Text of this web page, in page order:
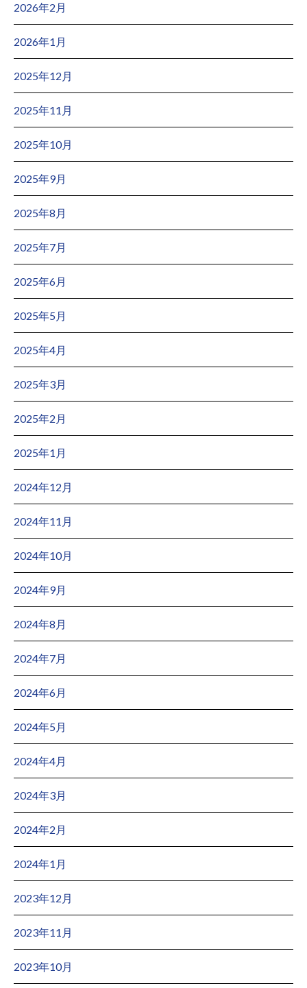
2026年2月
2026年1月
2025年12月
2025年11月
2025年10月
2025年9月
2025年8月
2025年7月
2025年6月
2025年5月
2025年4月
2025年3月
2025年2月
2025年1月
2024年12月
2024年11月
2024年10月
2024年9月
2024年8月
2024年7月
2024年6月
2024年5月
2024年4月
2024年3月
2024年2月
2024年1月
2023年12月
2023年11月
2023年10月